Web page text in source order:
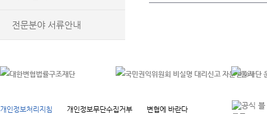
전문분야 서류안내
개인정보처리지침 개인정보무단수집거부
변협에 바란다